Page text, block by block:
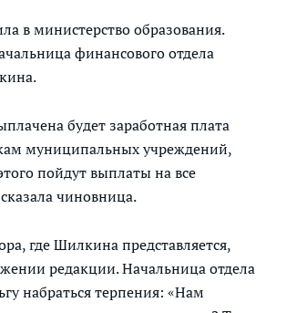
в министерство образования.
финансового отдела
будет заработная плата
муниципальных учреждений,
пойдут выплаты на все
чиновница.
где Шилкина представляется,
редакции. Начальница отдела
набраться терпения: «Нам